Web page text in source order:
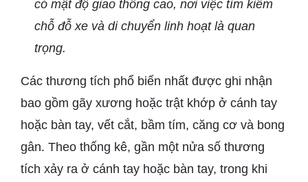
có mật độ giao thông cao, nơi việc tìm kiếm
chỗ đỗ xe và di chuyển linh hoạt là quan
trọng.
Các thương tích phổ biến nhất được ghi nhận
bao gồm gãy xương hoặc trật khớp ở cánh tay
hoặc bàn tay, vết cắt, bầm tím, căng cơ và bong
gân. Theo thống kê, gần một nửa số thương
tích xảy ra ở cánh tay hoặc bàn tay, trong khi